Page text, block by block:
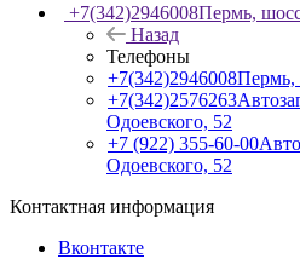
+7(342)2946008Пермь,
Назад
Телефоны
+7(342)2946008Пермь,
+7(342)2576263
Одоевского, 52
+7 (922) 355-60-00
Одоевского, 52
Контактная информация
Вконтакте